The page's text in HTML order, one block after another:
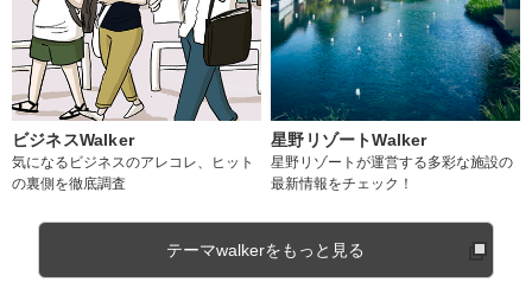
ビジネスWalker
気になるビジネスのアレコレ、ヒット
の裏側を徹底調査
星野リゾートWalker
星野リゾートが運営する多彩な施設の
最新情報をチェック！
テーマwalkerをもっと見る